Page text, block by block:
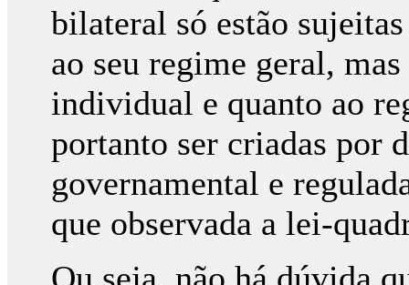
bilateral só estão
ao seu regime geral,
individual e quanto ao
portanto ser criadas por
governamental e
que observada a lei-